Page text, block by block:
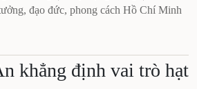
đạo đức, phong cách Hồ Chí Minh
khẳng định vai trò hạt